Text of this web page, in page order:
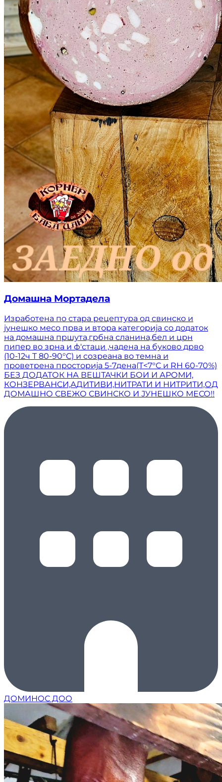
Домашна Мортадела
Изработена по стара рецептура од свинско и
јунешко месо прва и втора категорија со додаток
на домашна пршута,грбна сланина,бел и црн
пипер во зрна и ф'стаци ,чадена на буково дрво
(10-12ч Т 80-90°C) и созреана во темна и
проветрена просторија 5-7дена(Т<7°C и RH 60-70%)
БЕЗ ДОДАТОК НА ВЕШТАЧКИ БОИ И АРОМИ,
КОНЗЕРВАНСИ,АДИТИВИ,НИТРАТИ И НИТРИТИ,ОД
ДОМАШНО СВЕЖО СВИНСКО И ЈУНЕШКО МЕСО!!
ДОМИНОС ДОО